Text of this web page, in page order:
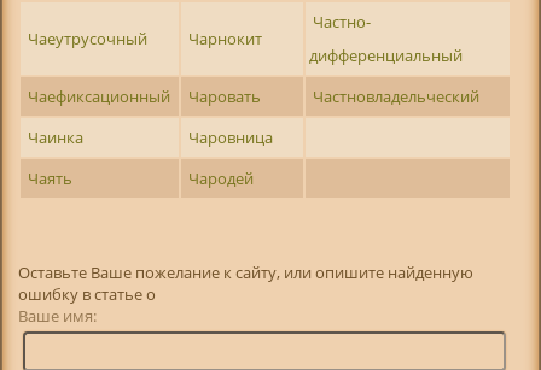
Чаеутрусочный Чарнокит
Частно-
дифференциальный
Чаефиксационный
Чаровать
Частновладельческий
Чаинка
Чаровница
Чаять
Чародей
Оставьте Ваше пожелание к сайту, или опишите найденную
ошибку в статье о
Ваше имя: